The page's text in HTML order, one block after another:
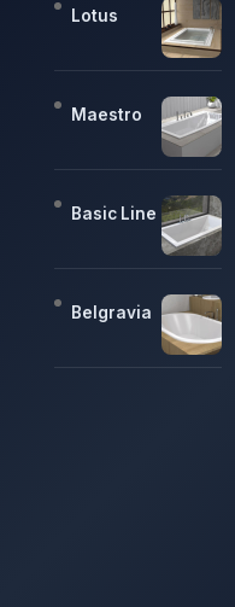
Lotus
Maestro
Basic Line
Belgravia